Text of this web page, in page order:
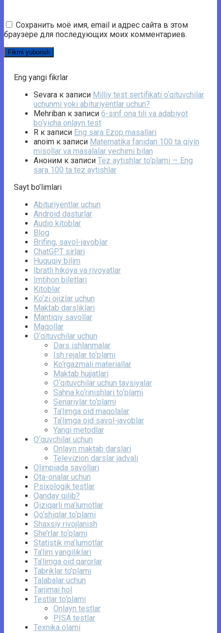
Сохранить моё имя, email и адрес сайта в этом
браузере для последующих моих комментариев.
Eng yangi fikrlar
Sevara к записи Milliy test sertifikati o‘qituvchilar
uchunmi yoki abituriyentlar uchun?
Mehriban к записи 6-sinf ona tili va adabiyot
bo‘yicha onlayn test
R к записи Eng sara Ezop masallari
anoim к записи Matematika fanidan 100 ta qiyin
misollar va masalalar yechimi bilan
Аноним к записи Tez aytishlar to‘plami — Eng
sara 100 ta tez aytishlar
Sayt bo’limlari
Abituriyentlar uchun
Android dasturlar
Audio kitoblar
Blog
Brifing, savol-javoblar
ChatGPT sirlari
Huquqiy bilim
Ibratli hikoya va rivoyatlar
Imtihon biletlari
Kitoblar
Ko‘zi ojizlar uchun
Maktab darsliklari
Mantiqiy savollar
Maqollar
O‘qituvchilar uchun
Dars ishlanmalar
Ish rejalar to‘plami
Ko‘rgazmali materiallar
Maktab hujjatlari
O‘qituvchilar uchun tavsiyalar
Sahna ko‘rinishlari to‘plami
Senariylar to‘plami
Ta’limga oid maqolalar
Ta’limga oid savol-javoblar
Yangi metodlar
O‘quvchilar uchun
Onlayn maktab darslari
Televizion darslar jadvali
Olimpiada savollari
Ota-onalar uchun
Psixologik testlar
Qanday qilib?
Qiziqarli ma’lumotlar
Qo‘shiqlar to‘plami
Shaxsiy rivojlanish
She’rlar to‘plami
Statistik ma’lumotlar
Ta’lim yangiliklari
Ta’limga oid qarorlar
Tabriklar to'plami
Talabalar uchun
Tarjimai hol
Testlar to‘plami
Onlayn testlar
PISA testlar
Texnika olami